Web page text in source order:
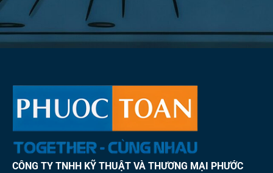
CÔNG TY TNHH KỸ THUẬT VÀ THƯƠNG MẠI PHƯỚC